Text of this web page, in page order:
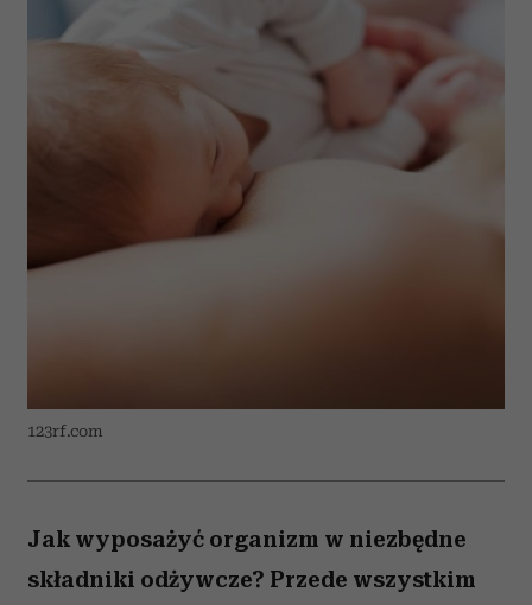
123rf.com
Jak wyposażyć organizm w niezbędne
składniki odżywcze? Przede wszystkim